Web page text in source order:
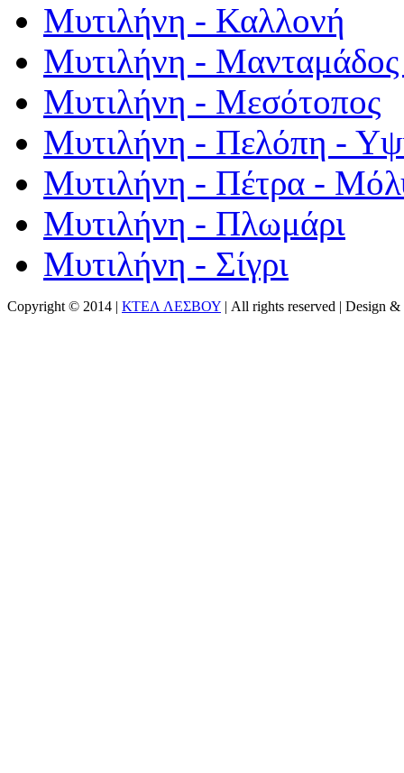
Μυτιλήνη - Καλλονή
Μυτιλήνη - Μανταμάδος
Μυτιλήνη - Μεσότοπος
Μυτιλήνη - Πελόπη -
Μυτιλήνη - Πέτρα -
Μυτιλήνη - Πλωμάρι
Μυτιλήνη - Σίγρι
Copyright © 2014 | ΚΤΕΛ ΛΕΣΒΟΥ | All rights reserved | Design &